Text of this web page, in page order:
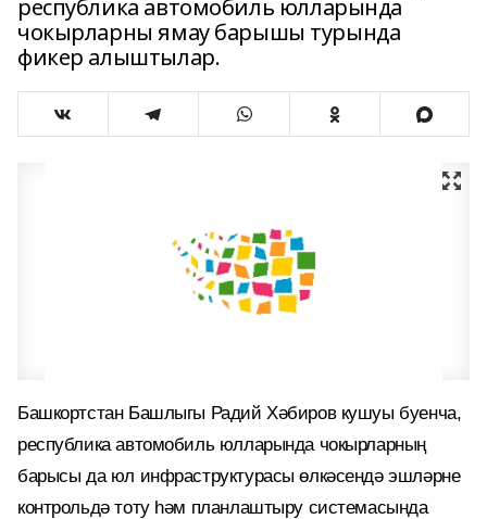
республика автомобиль юлларында
чокырларны ямау барышы турында
фикер алыштылар.
Башкортстан Башлыгы Радий Хәбиров кушуы буенча,
республика автомобиль юлларында чокырларның
барысы да юл инфраструктурасы өлкәсендә эшләрне
контрольдә тоту һәм планлаштыру системасында